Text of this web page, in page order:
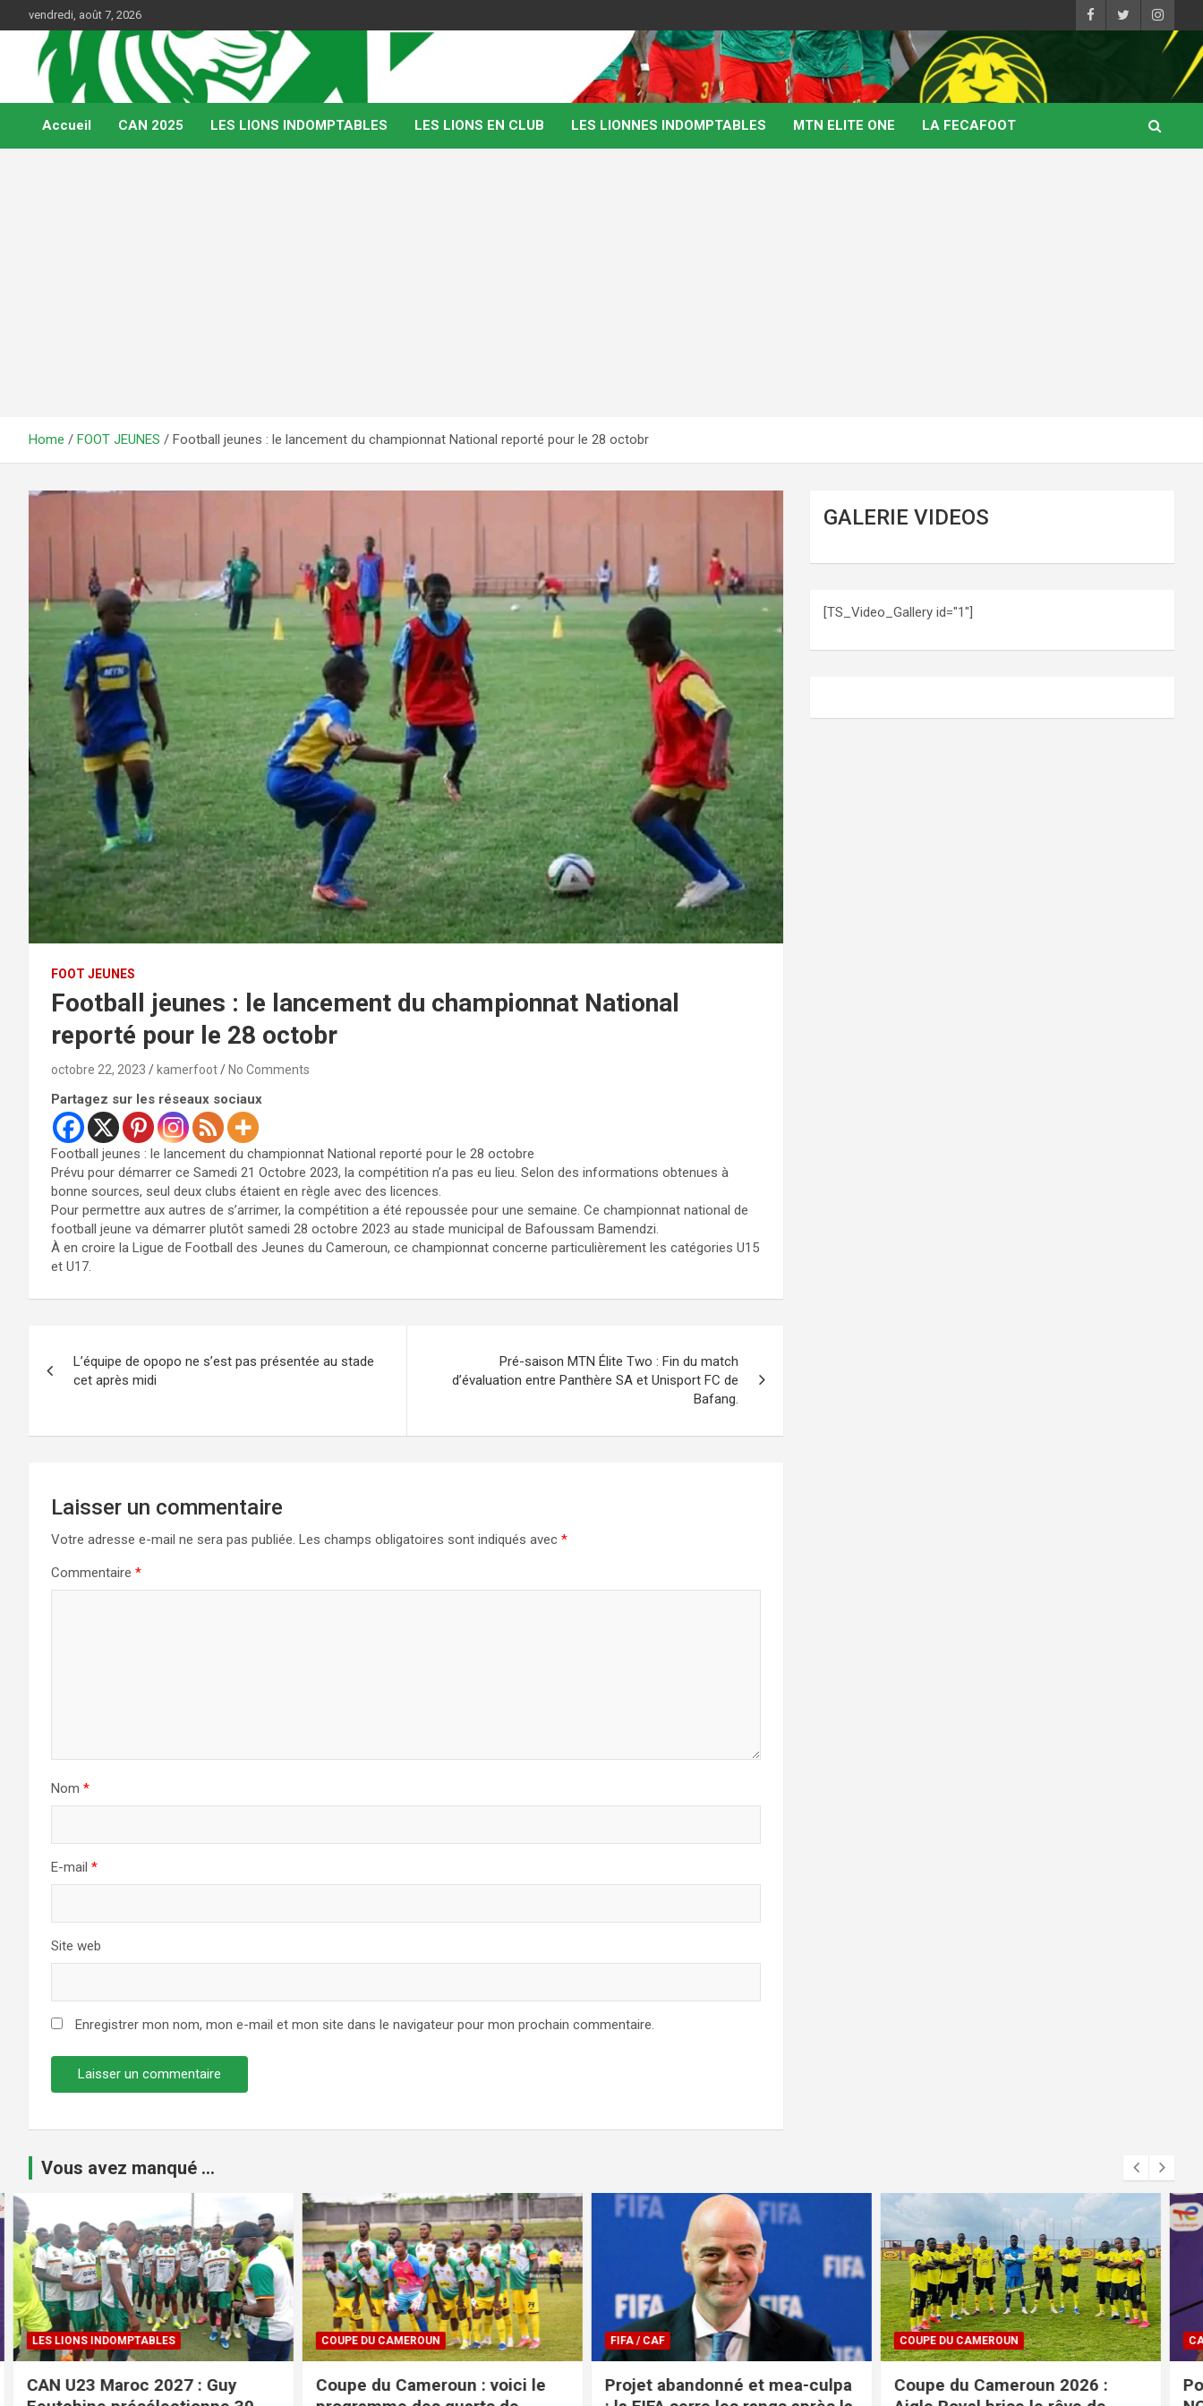
to
content
vendredi, août 7, 2026
Kamerfoot
Web Magazine du football camerounais
Accueil CAN 2025 LES LIONS INDOMPTABLES LES LIONS EN CLUB LES LIONNES INDOMPTABLES MTN ELITE ONE LA FECAFOOT
Home FOOT JEUNES Football jeunes : le lancement du championnat National reporté pour le 28 octobr
FOOT JEUNES
Football jeunes : le lancement du championnat National
reporté pour le 28 octobr
octobre 22, 2023 kamerfoot No Comments
Partagez sur les réseaux sociaux
Football jeunes : le lancement du championnat National reporté pour le 28 octobre
Prévu pour démarrer ce Samedi 21 Octobre 2023, la compétition n’a pas eu lieu. Selon des informations obtenues à
bonne sources, seul deux clubs étaient en règle avec des licences.
Pour permettre aux autres de s’arrimer, la compétition a été repoussée pour une semaine. Ce championnat national de
football jeune va démarrer plutôt samedi 28 octobre 2023 au stade municipal de Bafoussam Bamendzi.
À en croire la Ligue de Football des Jeunes du Cameroun, ce championnat concerne particulièrement les catégories U15
et U17.
de
L’équipe de opopo ne s’est pas présentée au stade
cet après midi
Pré-saison MTN Élite Two : Fin du match
d’évaluation entre Panthère SA et Unisport FC de
Bafang.
Laisser un commentaire
Votre adresse e-mail ne sera pas publiée. Les champs obligatoires sont indiqués avec *
Commentaire *
Nom *
E-mail *
Site web
Enregistrer mon nom, mon e-mail et mon site dans le navigateur pour mon prochain commentaire.
GALERIE VIDEOS
[TS_Video_Gallery id="1"]
Vous avez manqué ...
COUPE DU CAMEROUN
Coupe du Cameroun : voici le
FIFA / CAF
Projet abandonné et mea-culpa
COUPE DU CAMEROUN
Coupe du Cameroun 2026 :
CAN FEMININE 2026
Pour le coach VALENTINE